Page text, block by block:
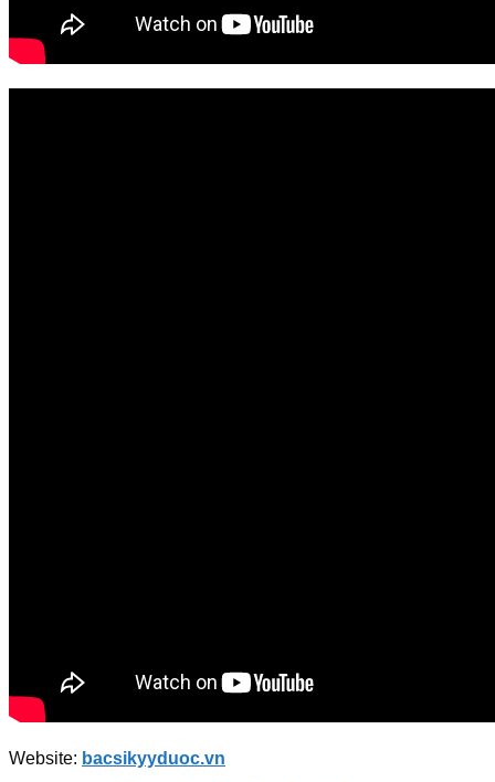
Website: bacsikyyduoc.vn